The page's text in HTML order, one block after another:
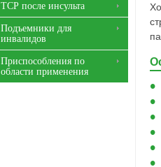
ТСР после инсульта
Подъемники для
инвалидов
Приспособления по
области применения